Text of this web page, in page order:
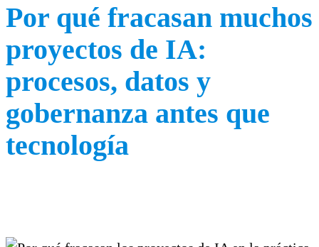
Por qué fracasan muchos
proyectos de IA:
procesos, datos y
gobernanza antes que
tecnología